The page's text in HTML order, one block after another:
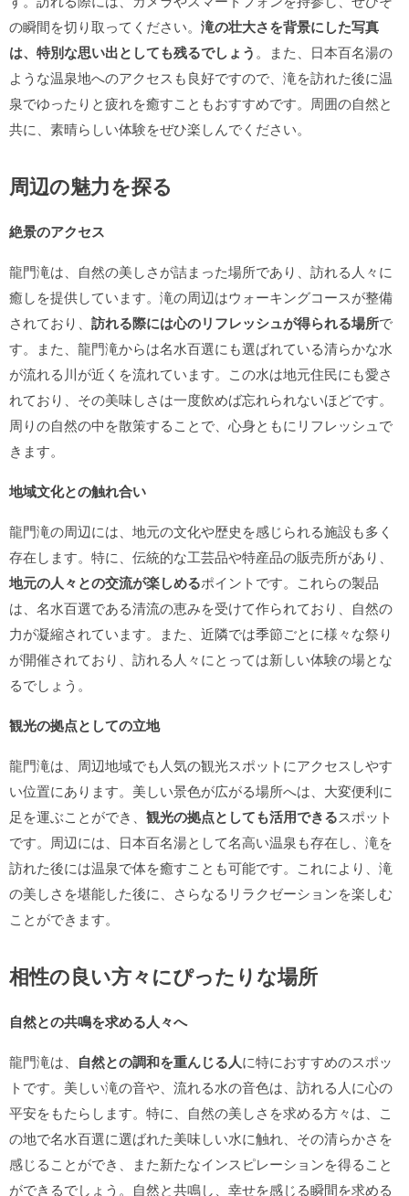
の瞬間を切り取ってください。 滝の壮大さを背景にした写真
は、特別な思い出としても残るでしょう 。また、日本百名湯の
ような温泉地へのアクセスも良好ですので、滝を訪れた後に温
泉でゆったりと疲れを癒すこともおすすめです。周囲の自然と
共に、素晴らしい体験をぜひ楽しんでください。
周辺の魅力を探る
絶景のアクセス
龍門滝は、自然の美しさが詰まった場所であり、訪れる人々に
癒しを提供しています。滝の周辺はウォーキングコースが整備
されており、 訪れる際には心のリフレッシュが得られる場所で
す。また、龍門滝からは名水百選にも選ばれている清らかな水
が流れる川が近くを流れています。この水は地元住民にも愛さ
れており、その美味しさは一度飲めば忘れられないほどです。
周りの自然の中を散策することで、心身ともにリフレッシュで
きます。
地域文化との触れ合い
龍門滝の周辺には、地元の文化や歴史を感じられる施設も多く
存在します。特に、伝統的な工芸品や特産品の販売所があり、
地元の人々との交流が楽しめるポイントです。これらの製品
は、名水百選である清流の恵みを受けて作られており、自然の
力が凝縮されています。また、近隣では季節ごとに様々な祭り
が開催されており、訪れる人々にとっては新しい体験の場とな
るでしょう。
観光の拠点としての立地
龍門滝は、周辺地域でも人気の観光スポットにアクセスしやす
い位置にあります。美しい景色が広がる場所へは、大変便利に
足を運ぶことができ、 観光の拠点としても活用できるスポット
です。周辺には、日本百名湯として名高い温泉も存在し、滝を
訪れた後には温泉で体を癒すことも可能です。これにより、滝
の美しさを堪能した後に、さらなるリラクゼーションを楽しむ
ことができます。
相性の良い方々にぴったりな場所
自然との共鳴を求める人々へ
龍門滝は、 自然との調和を重んじる人に特におすすめのスポッ
トです。美しい滝の音や、流れる水の音色は、訪れる人に心の
平安をもたらします。特に、自然の美しさを求める方々は、こ
の地で名水百選に選ばれた美味しい水に触れ、その清らかさを
感じることができ、また新たなインスピレーションを得ること
ができるでしょう。自然と共鳴し、幸せを感じる瞬間を求める